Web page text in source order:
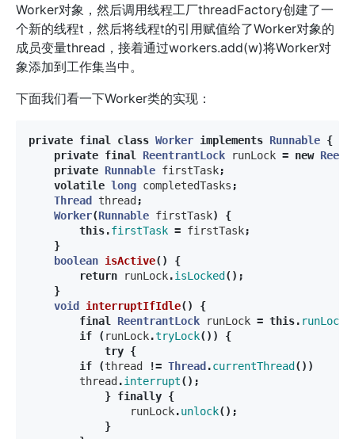
Worker对象，然后调用线程工厂threadFactory创建了一
个新的线程t，然后将线程t的引用赋值给了Worker对象的
成员变量thread，接着通过workers.add(w)将Worker对
象添加到工作集当中。
下面我们看一下Worker类的实现：
private final class Worker implements Runnable {
private final ReentrantLock runLock = new
private Runnable firstTask;
volatile long completedTasks ;
Thread thread;
Worker(Runnable firstTask)
{
this.firstTask = firstTask;
}
boolean isActive()
{
return
runLock.isLocked();
}
void interruptIfIdle()
{
final
ReentrantLock runLock = this. runLock
if
( runLock.tryLock())
{
try {
if
(thread != Thread.currentThread())
thread.interrupt();
} finally {
runLock.unlock();
}